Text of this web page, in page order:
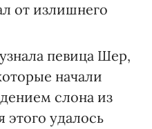
от излишнего
певица Шер,
начали
слона из
этого удалось